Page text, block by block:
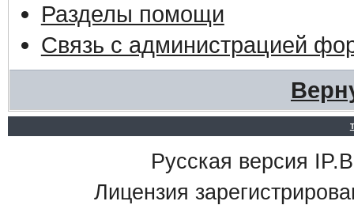
Разделы помощи
Связь с администрацией
Русская версия
Лицензия